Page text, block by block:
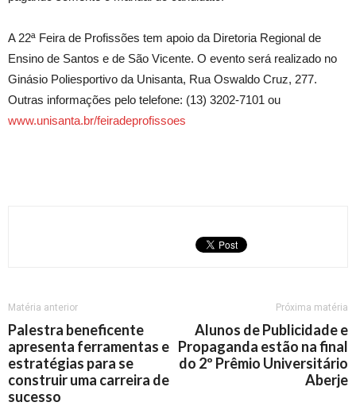
A 22ª Feira de Profissões tem apoio da Diretoria Regional de
Ensino de Santos e de São Vicente. O evento será realizado no
Ginásio Poliesportivo da Unisanta, Rua Oswaldo Cruz, 277.
Outras informações pelo telefone: (13) 3202-7101 ou
www.unisanta.br/feiradeprofissoes
Matéria anterior
Palestra beneficente
apresenta ferramentas e
estratégias para se
construir uma carreira de
sucesso
Próxima matéria
Alunos de Publicidade e
Propaganda estão na final
do 2º Prêmio Universitário
Aberje